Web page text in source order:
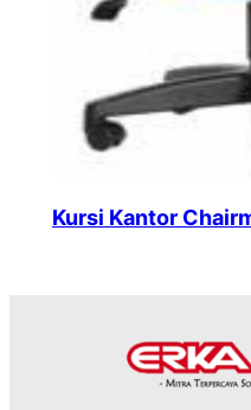
Kursi Kantor